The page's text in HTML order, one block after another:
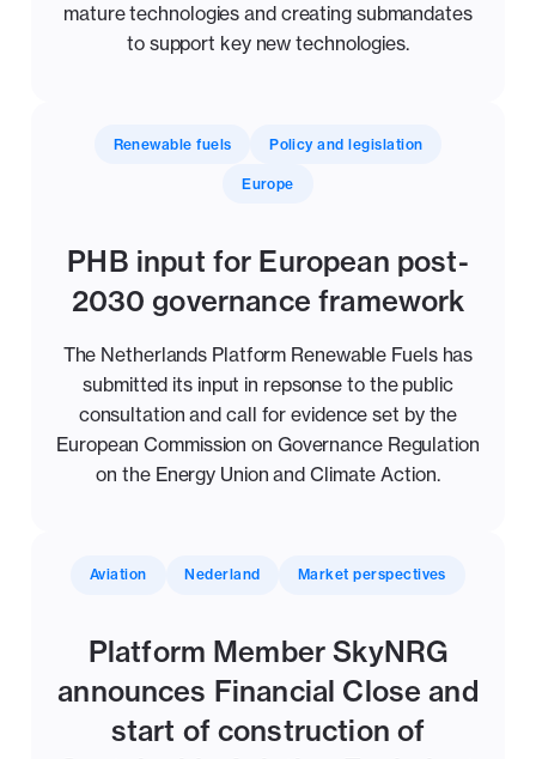
mature technologies and creating submandates
to support key new technologies.
Renewable fuels Policy and legislation
Europe
PHB input for European post-
2030 governance framework
The Netherlands Platform Renewable Fuels has
submitted its input in repsonse to the public
consultation and call for evidence set by the
European Commission on Governance Regulation
on the Energy Union and Climate Action.
Aviation Nederland Market perspectives
Platform Member SkyNRG
announces Financial Close and
start of construction of